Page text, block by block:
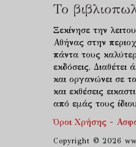
Το
Ξεκίνησε την
Αθήνας στην
πάντα τους
εκδόσεις.
και οργανώνει σε
και εκθέσεις
από εμάς τους
Όροι Χρήσης -
Copyright © 2026